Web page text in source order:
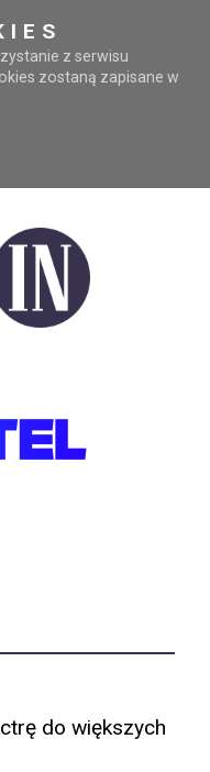
z serwisu
zostaną zapisane w
do większych